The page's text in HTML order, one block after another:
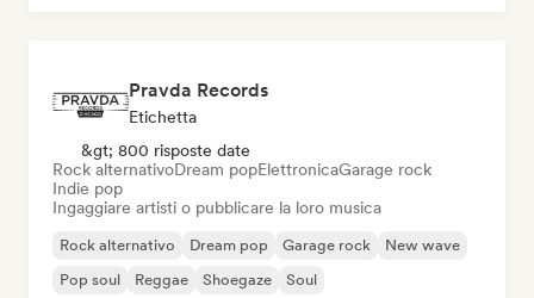
Pravda Records
Etichetta
&gt; 800 risposte date
Rock alternativoDream popElettronicaGarage rock
Indie pop
Ingaggiare artisti o pubblicare la loro musica
Rock alternativo Dream pop Garage rock
New wave
Pop soul
Reggae Shoegaze Soul